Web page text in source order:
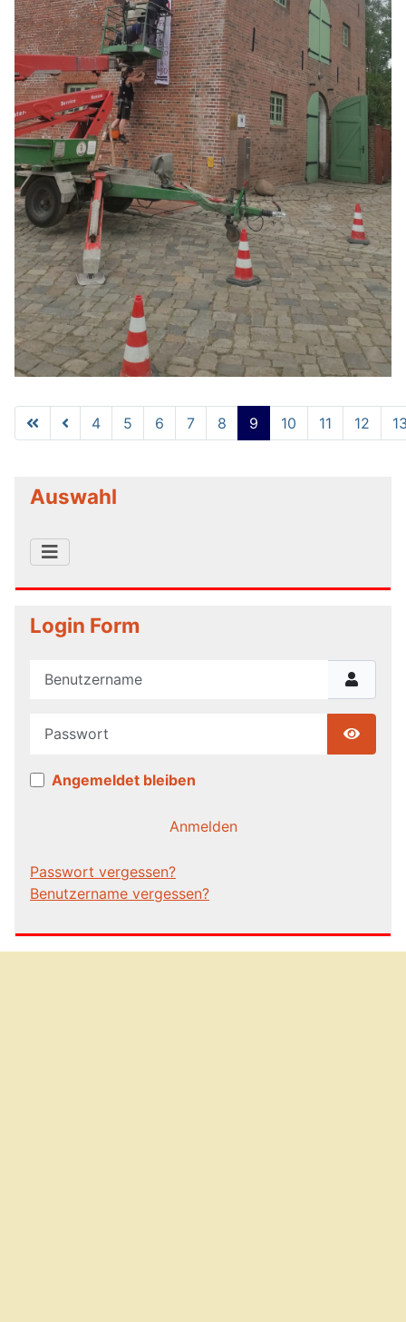
Seite 9 von 14
4 5 6 7 8 9 10 11 12
Auswahl
Login Form
Benutzername
Show
Angemeldet bleiben
Anmelden
Passwort vergessen?
Benutzername vergessen?